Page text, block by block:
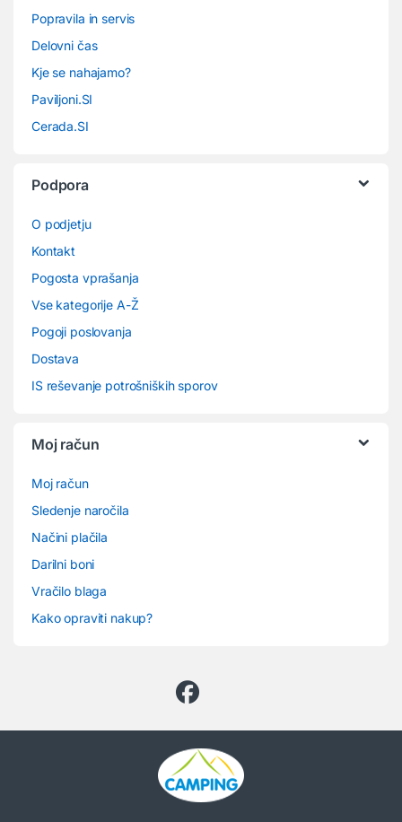
Popravila in servis
Delovni čas
Kje se nahajamo?
Paviljoni.SI
Cerada.SI
Podpora
O podjetju
Kontakt
Pogosta vprašanja
Vse kategorije A-Ž
Pogoji poslovanja
Dostava
IS reševanje potrošniških sporov
Moj račun
Moj račun
Sledenje naročila
Načini plačila
Darilni boni
Vračilo blaga
Kako opraviti nakup?